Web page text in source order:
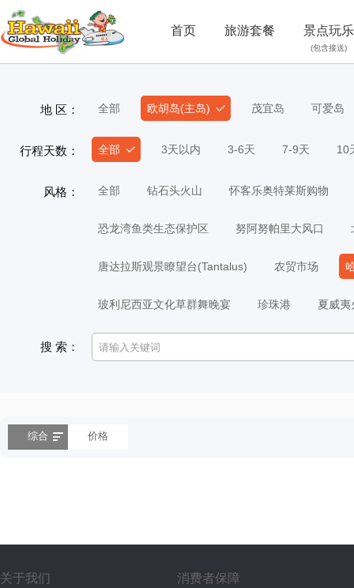
首页 旅游套餐 景点玩乐
(包含接送)
地 区： 全部 欧胡岛(主岛) 茂宜岛 可爱岛
行程天数： 全部 3天以内 3-6天 7-9天 10
风格： 全部 钻石头火山 怀客乐奥特莱斯购物
恐龙湾鱼类生态保护区 努阿努帕里大风口
唐达拉斯观景瞭望台(Tantalus) 农贸市场
玻利尼西亚文化草群舞晚宴 珍珠港 夏威夷
搜 索：
综合 价格
关于我们 消费者保障